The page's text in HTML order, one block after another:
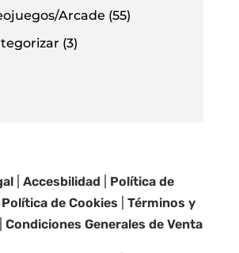
Arcade (55)
(3)
|Accesbilidad
Política de
Política de Cookies |Términos y
|Condiciones Generales de Venta